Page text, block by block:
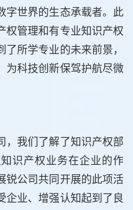
字世界的生态承载者。此
权管理和有专业知识产权
所学专业的未来前景，
为科技创新保驾护航尽微
，我们了解了知识产权部
识产权业务在企业的作
锐公司共同开展的此项活
企业、增强认知起到了良